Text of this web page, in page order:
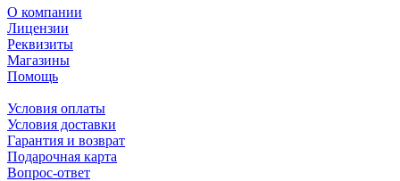
О компании
Лицензии
Реквизиты
Магазины
Помощь
Условия оплаты
Условия доставки
Гарантия и возврат
Подарочная карта
Вопрос-ответ